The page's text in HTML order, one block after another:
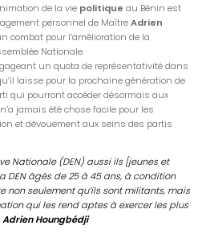
de la vie politique au Bénin est
personnel de MaîtreAdrien
combat pour l’amélioration de la
Nationale.
un quota de représentativité dans
laisse pour la prochaine génération de
qui pourront accéder désormais aux
jamais été chose facile pour les
et dévouement aux seins des partis
Nationale (DEN) aussi ils [jeunes et
DEN âgés de 25 à 45 ans, à condition
non seulement qu’ils sont militants, mais
qui les rend aptes à exercer les plus
Adrien Houngbédji